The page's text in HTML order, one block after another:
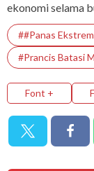
ekonomi selama
##Panas Ekstrem
#Prancis Batasi
Font +